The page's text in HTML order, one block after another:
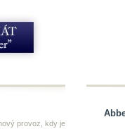
provoz, kdy je